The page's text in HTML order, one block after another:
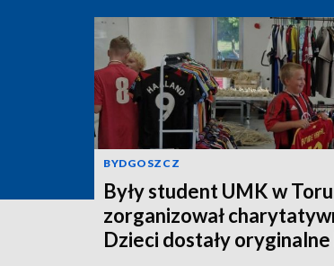
BYDGOSZCZ
Były student UMK w
zorganizował
Dzieci dostały